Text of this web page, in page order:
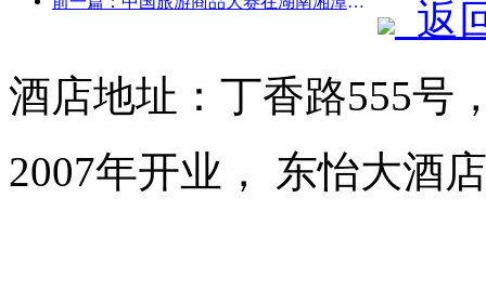
返
酒店地址：丁香路555号
2007年开业， 东怡大